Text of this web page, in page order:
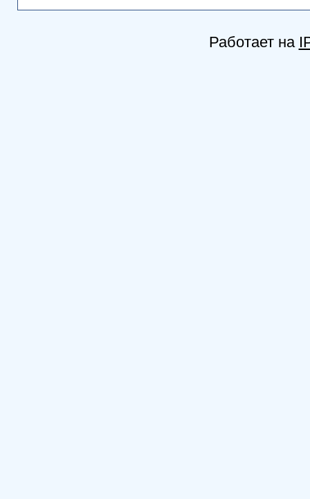
Работает на